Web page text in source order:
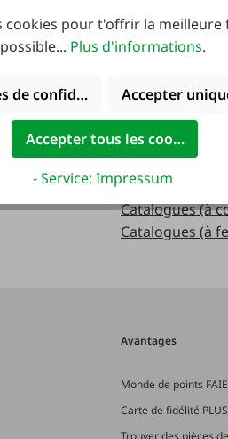
Catalogues (à
Catalogues (à
Avantages
Monde de points FAIE
Carte de fidélité PLUS
cookies pour t'offrir la
possible... Plus d'informations.
de confidentialitéAccepter
Accepter tous les cookies
- Service: Impressum